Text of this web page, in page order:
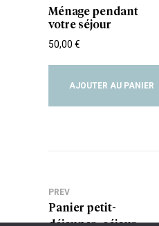
Ménage pendant
votre séjour
50,00 €
AJOUTER AU PANIER
PREV
Panier petit-